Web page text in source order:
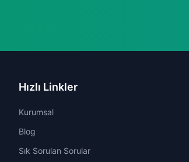
Hızlı Linkler
Kurumsal
Blog
Sık Sorulan Sorular